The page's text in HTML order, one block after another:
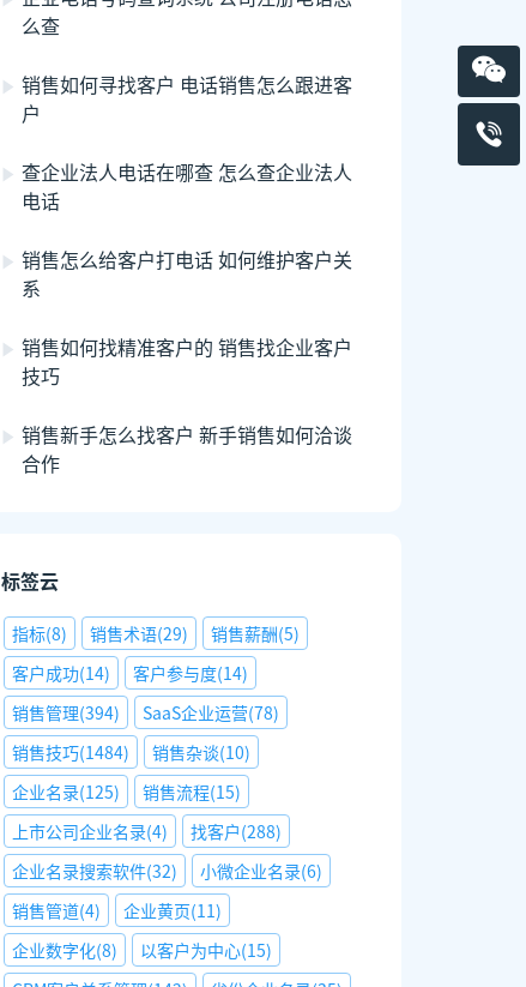
么查
销售如何寻找客户 电话销售怎么跟进客
户
查企业法人电话在哪查 怎么查企业法人
电话
销售怎么给客户打电话 如何维护客户关
系
销售如何找精准客户的 销售找企业客户
技巧
销售新手怎么找客户 新手销售如何洽谈
合作
标签云
指标(8) 销售术语(29) 销售薪酬(5)
客户成功(14) 客户参与度(14)
销售管理(394) SaaS企业运营(78)
销售技巧(1484) 销售杂谈(10)
企业名录(125) 销售流程(15)
上市公司企业名录(4) 找客户(288)
企业名录搜索软件(32) 小微企业名录(6)
销售管道(4) 企业黄页(11)
企业数字化(8) 以客户为中心(15)